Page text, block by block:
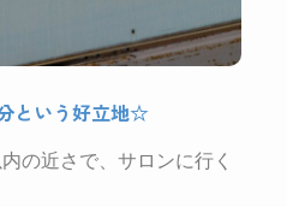
という好立地☆
の近さで、サロンに行く